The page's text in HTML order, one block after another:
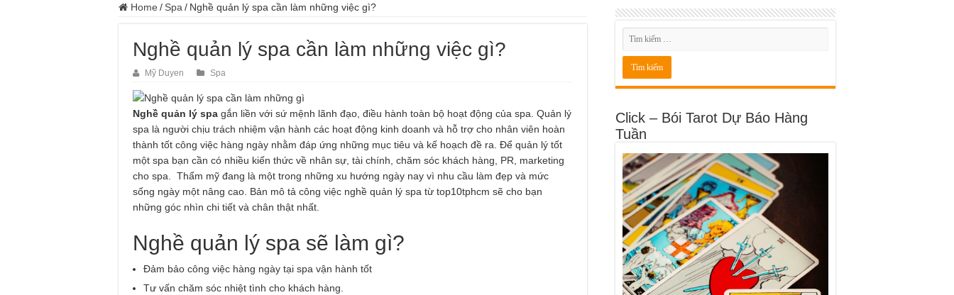
Home / Spa / Nghề quản lý spa cần làm những việc gì?
Nghề quản lý spa cần làm những việc gì?
Mỹ Duyen Spa
Nghề quản lý spa gắn liền với sứ mệnh lãnh đạo, điều hành toàn bộ hoạt động của spa. Quản lý
spa là người chịu trách nhiệm vận hành các hoạt động kinh doanh và hỗ trợ cho nhân viên hoàn
thành tốt công việc hàng ngày nhằm đáp ứng những mục tiêu và kế hoạch đề ra. Để quản lý tốt
một spa bạn cần có nhiều kiến thức về nhân sự, tài chính, chăm sóc khách hàng, PR, marketing
cho spa. Thẩm mỹ đang là một trong những xu hướng ngày nay vì nhu cầu làm đẹp và mức
sống ngày một nâng cao. Bản mô tả công việc nghề quản lý spa từ top10tphcm sẽ cho bạn
những góc nhìn chi tiết và chân thật nhất.
Nghề quản lý spa sẽ làm gì?
Đảm bảo công việc hàng ngày tại spa vận hành tốt
Tư vấn chăm sóc nhiệt tình cho khách hàng.
Click – Bói Tarot Dự Báo Hàng
Tuần